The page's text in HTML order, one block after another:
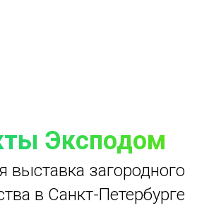
Эксподом
выставка загородного
в Санкт-Петербурге